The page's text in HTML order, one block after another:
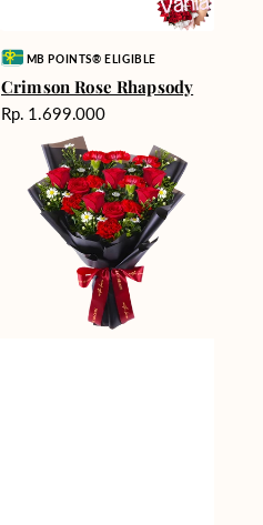
Vendor:MB POINTS® ELIGIBLE
Crimson Rose Rhapsody
Harga
Rp. 1.699.000
Passion